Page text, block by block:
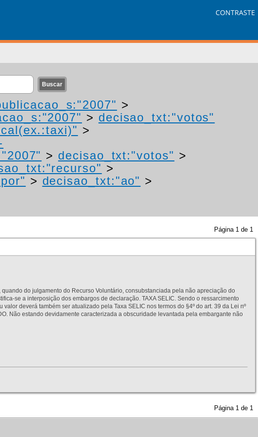
CONTRASTE
>
> decisao_txt:"votos"
>
> decisao_txt:"votos" >
>
> decisao_txt:"ao" >
Página 1 de 1
do julgamento do Recurso Voluntário, consubstanciada pela não apreciação do
se a interposição dos embargos de declaração. TAXA SELIC. Sendo o ressarcimento
deverá também ser atualizado pela Taxa SELIC nos termos do §4º do art. 39 da Lei nº
Não estando devidamente caracterizada a obscuridade levantada pela embargante não
Página 1 de 1